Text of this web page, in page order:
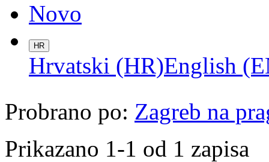
Novo
HR
Hrvatski (HR)English
Probrano po: Zagreb na
Prikazano 1-1 od 1 zapisa